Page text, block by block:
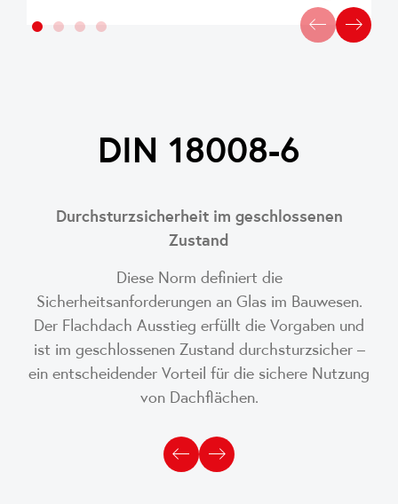
DIN 18008-6
Durchsturzsicherheit im geschlossenen
Zustand
Diese Norm definiert die
Sicherheitsanforderungen an Glas im Bauwesen.
Der Flachdach Ausstieg erfüllt die Vorgaben und
ist im geschlossenen Zustand durchsturzsicher –
ein entscheidender Vorteil für die sichere Nutzung
von Dachflächen.